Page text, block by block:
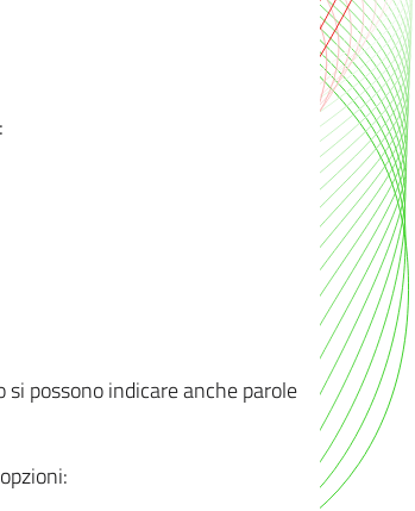
possono indicare anche parole